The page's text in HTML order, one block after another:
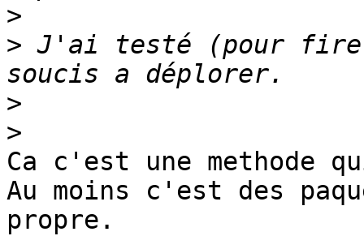
>
> J'ai testé (pour
>
>
Ca c'est une methode
Au moins c'est des
propre.